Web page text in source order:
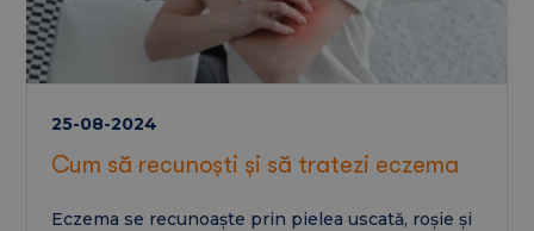
25-08-2024
Cum să recunoști și să tratezi eczema
Eczema se recunoaște prin pielea uscată, roșie și